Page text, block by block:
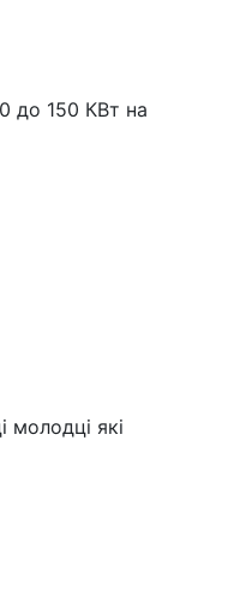
до 150 КВт на
молодці які